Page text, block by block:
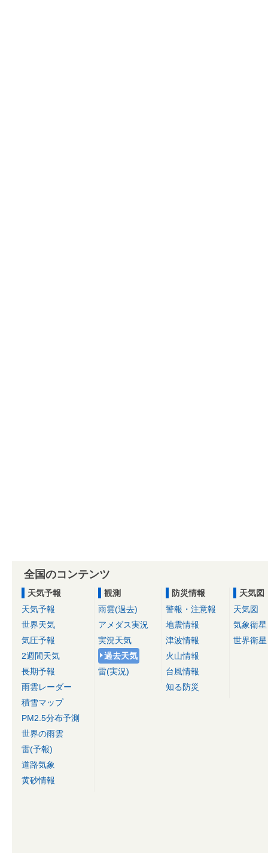
全国のコンテンツ
天気予報
天気予報
世界天気
気圧予報
2週間天気
長期予報
雨雲レーダー
積雪マップ
PM2.5分布予測
世界の雨雲
雷(予報)
道路気象
黄砂情報
観測
雨雲(過去)
アメダス実況
実況天気
過去天気
雷(実況)
防災情報
警報・注意報
地震情報
津波情報
火山情報
台風情報
知る防災
天気図
天気図
気象衛星
世界衛星